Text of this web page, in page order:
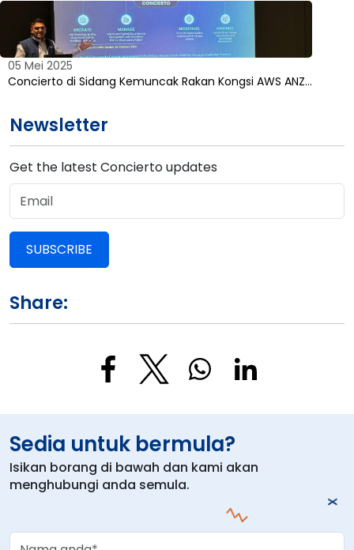
05 Mei 2025
Concierto di Sidang Kemuncak Rakan Kongsi AWS ANZ…
Newsletter
Get the latest Concierto updates
SUBSCRIBE
Share:
Sedia untuk bermula?
Isikan borang di bawah dan kami akan
menghubungi anda semula.
Your Name